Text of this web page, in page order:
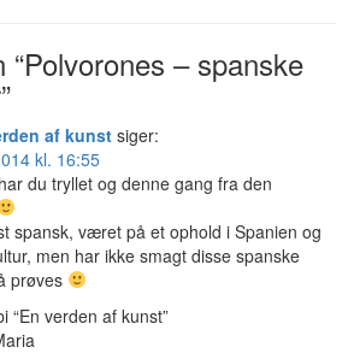
– spanske
af kunst siger:
kl. 16:55
du tryllet og denne gang fra den
spansk, været på et ophold i Spanien og
men har ikke smagt disse spanske
prøves
“En verden af kunst”